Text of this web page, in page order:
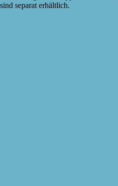
separat erhältlich.